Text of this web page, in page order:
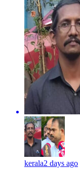
kerala2 days ago